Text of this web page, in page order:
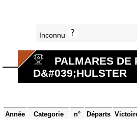
Inconnu
PALMARES DE
D&#039;HULSTER
Année Categorie n° Départs